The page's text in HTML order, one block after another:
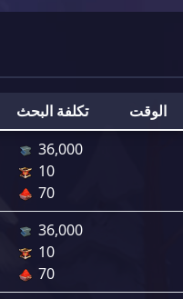
تكلفة البحث الوقت
36,000
10
70
36,000
10
70